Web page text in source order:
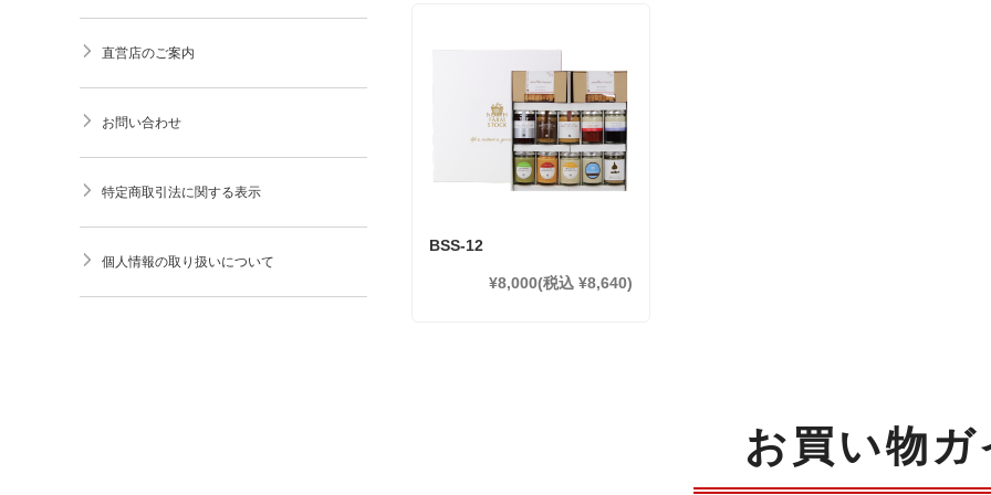
BSS-12
¥8,000(税込 ¥8,640)
お買い物
直営店のご案内
お問い合わせ
特定商取引法に関する表示
個人情報の取り扱いについて